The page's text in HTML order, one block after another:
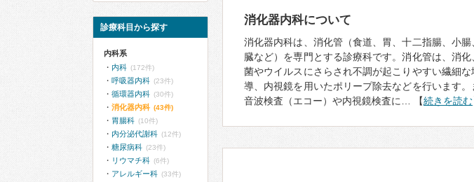
消化器内科について
消化器内科は、消化管（食道、胃、十二指腸、小
臓など）を専門とする診療科です。消化管は、消
菌やウイルスにさらされ不調が起こりやすい繊細
導、内視鏡を用いたポリープ除去などを行います
音波検査（エコー）や内視鏡検査に… 【続きを読む
診療科目から探す
内科系
内科 (172件)
呼吸器内科 (23件)
循環器内科 (30件)
消化器内科 (43件)
胃腸科 (10件)
内分泌代謝科 (12件)
糖尿病科 (23件)
リウマチ科 (6件)
アレルギー科 (33件)